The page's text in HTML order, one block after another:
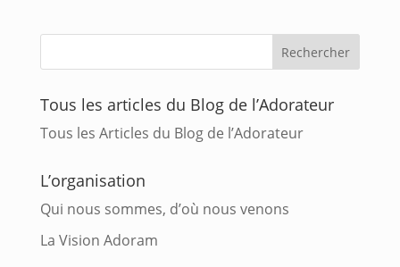
Tous les articles du Blog de l’Adorateur
Tous les Articles du Blog de l’Adorateur
L’organisation
Qui nous sommes, d’où nous venons
La Vision Adoram